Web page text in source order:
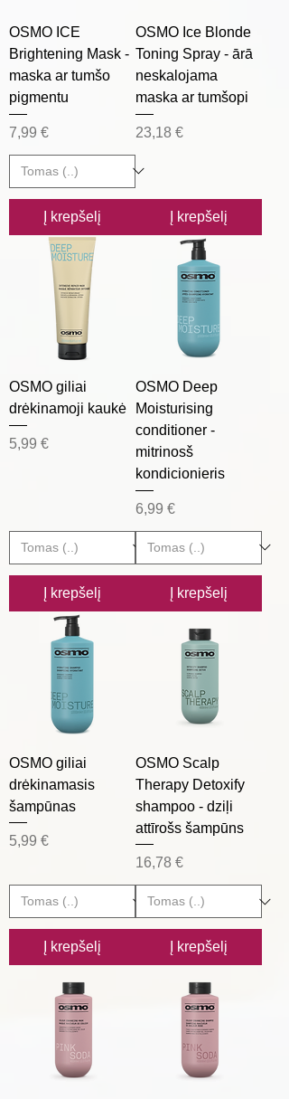
OSMO ICE
Brightening Mask -
maska ar tumšo
pigmentu
Kaina
7,99 €
Į krepšelį
OSMO Ice Blonde
Toning Spray - ārā
neskalojama
maska ar tumšopi
Kaina
23,18 €
Į krepšelį
OSMO giliai
drėkinamoji kaukė
Kaina
5,99 €
Į krepšelį
OSMO Deep
Moisturising
conditioner -
mitrinosš
kondicionieris
Kaina
6,99 €
Į krepšelį
OSMO giliai
drėkinamasis
šampūnas
Kaina
5,99 €
Į krepšelį
OSMO Scalp
Therapy Detoxify
shampoo - dziļi
attīrošs šampūns
Kaina
16,78 €
Į krepšelį